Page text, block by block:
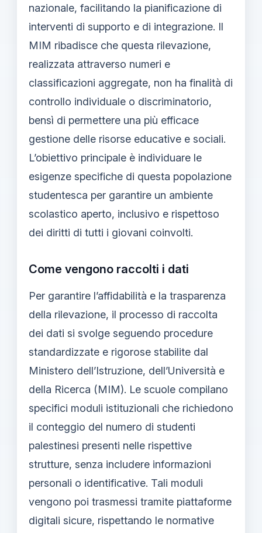
nazionale, facilitando la pianificazione di
interventi di supporto e di integrazione. Il
MIM ribadisce che questa rilevazione,
realizzata attraverso numeri e
classificazioni aggregate, non ha finalità di
controllo individuale o discriminatorio,
bensì di permettere una più efficace
gestione delle risorse educative e sociali.
L’obiettivo principale è individuare le
esigenze specifiche di questa popolazione
studentesca per garantire un ambiente
scolastico aperto, inclusivo e rispettoso
dei diritti di tutti i giovani coinvolti.
Come vengono raccolti i dati
Per garantire l’affidabilità e la trasparenza
della rilevazione, il processo di raccolta
dei dati si svolge seguendo procedure
standardizzate e rigorose stabilite dal
Ministero dell’Istruzione, dell’Università e
della Ricerca (MIM). Le scuole compilano
specifici moduli istituzionali che richiedono
il conteggio del numero di studenti
palestinesi presenti nelle rispettive
strutture, senza includere informazioni
personali o identificative. Tali moduli
vengono poi trasmessi tramite piattaforme
digitali sicure, rispettando le normative